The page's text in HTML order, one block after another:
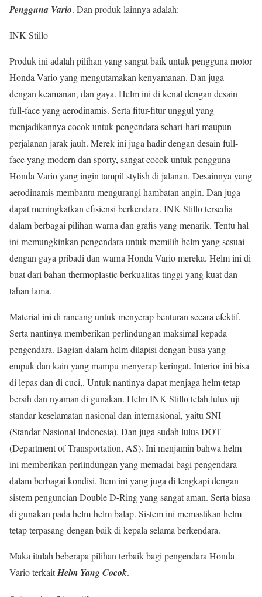
Pengguna Vario. Dan produk lainnya adalah:
INK Stillo
Produk ini adalah pilihan yang sangat baik untuk pengguna motor
Honda Vario yang mengutamakan kenyamanan. Dan juga
dengan keamanan, dan gaya. Helm ini di kenal dengan desain
full-face yang aerodinamis. Serta fitur-fitur unggul yang
menjadikannya cocok untuk pengendara sehari-hari maupun
perjalanan jarak jauh. Merek ini juga hadir dengan desain full-
face yang modern dan sporty, sangat cocok untuk pengguna
Honda Vario yang ingin tampil stylish di jalanan. Desainnya yang
aerodinamis membantu mengurangi hambatan angin. Dan juga
dapat meningkatkan efisiensi berkendara. INK Stillo tersedia
dalam berbagai pilihan warna dan grafis yang menarik. Tentu hal
ini memungkinkan pengendara untuk memilih helm yang sesuai
dengan gaya pribadi dan warna Honda Vario mereka. Helm ini di
buat dari bahan thermoplastic berkualitas tinggi yang kuat dan
tahan lama.
Material ini di rancang untuk menyerap benturan secara efektif.
Serta nantinya memberikan perlindungan maksimal kepada
pengendara. Bagian dalam helm dilapisi dengan busa yang
empuk dan kain yang mampu menyerap keringat. Interior ini bisa
di lepas dan di cuci,. Untuk nantinya dapat menjaga helm tetap
bersih dan nyaman di gunakan. Helm INK Stillo telah lulus uji
standar keselamatan nasional dan internasional, yaitu SNI
(Standar Nasional Indonesia). Dan juga sudah lulus DOT
(Department of Transportation, AS). Ini menjamin bahwa helm
ini memberikan perlindungan yang memadai bagi pengendara
dalam berbagai kondisi. Item ini yang juga di lengkapi dengan
sistem penguncian Double D-Ring yang sangat aman. Serta biasa
di gunakan pada helm-helm balap. Sistem ini memastikan helm
tetap terpasang dengan baik di kepala selama berkendara.
Maka itulah beberapa pilihan terbaik bagi pengendara Honda
Vario terkaitHelm Yang Cocok.